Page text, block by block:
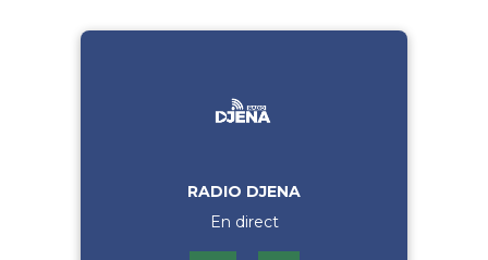
RADIO DJENA
En direct